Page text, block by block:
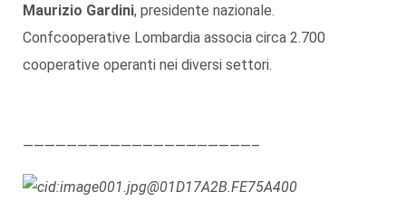
Maurizio Gardini, presidente nazionale.
Confcooperative Lombardia associa circa 2.700
cooperative operanti nei diversi settori.
—————————————————————–